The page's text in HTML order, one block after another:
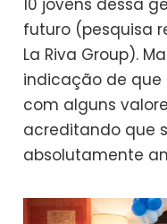
10 jovens dessa
futuro (pesquisa
La Riva Group).
indicação de
com alguns
acreditando que
absolutamente